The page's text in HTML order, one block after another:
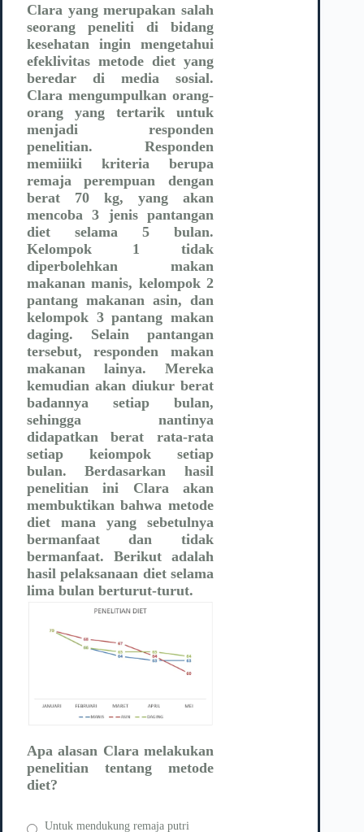
Clara yang merupakan salah
seorang peneliti di bidang
kesehatan ingin mengetahui
efeklivitas metode diet yang
beredar di media sosial.
Clara mengumpulkan orang-
orang yang tertarik untuk
menjadi responden
penelitian. Responden
memiiiki kriteria berupa
remaja perempuan dengan
berat 70 kg, yang akan
mencoba 3 jenis pantangan
diet selama 5 bulan.
Kelompok 1 tidak
diperbolehkan makan
makanan manis, kelompok 2
pantang makanan asin, dan
kelompok 3 pantang makan
daging. Selain pantangan
tersebut, responden makan
makanan lainya. Mereka
kemudian akan diukur berat
badannya setiap bulan,
sehingga nantinya
didapatkan berat rata-rata
setiap keiompok setiap
bulan. Berdasarkan hasil
penelitian ini Clara akan
membuktikan bahwa metode
diet mana yang sebetulnya
bermanfaat dan tidak
bermanfaat. Berikut adalah
hasil pelaksanaan diet selama
lima bulan berturut-turut.
Apa alasan Clara melakukan
penelitian tentang metode
diet?
Untuk mendukung remaja putri